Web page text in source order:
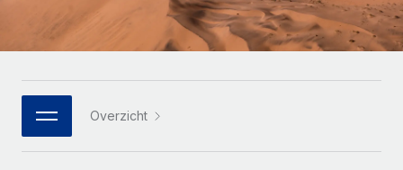
Ingebouwde essentiële HR-functies voor je team
Integraties
Global HR voor grote bedrijven
WERK MET ONS SAMEN
Strategische technologiepartners
Checklists en templates
Webinars
Português (Portugal)
日本語
한국어
Overzicht